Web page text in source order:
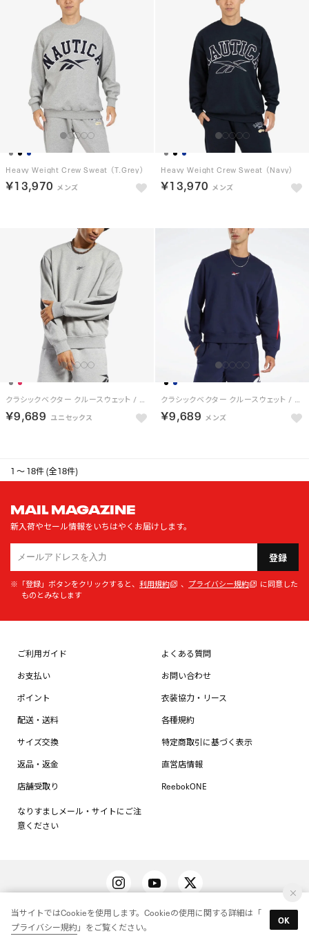
Heavy Weight Crew Sweat （T.Grey）
￥13,970
Heavy Weight Crew Sweat （Navy）
￥13,970
クラシックベクター クルースウェット / CL BV CREW （ミディアムグレーヘザー）
￥9,689
クラシックベクター クルースウェット / CL BV CREW（ベクターネイビー）
￥9,689
1 ～ 18件 (全18件)
MAIL MAGAZINE
新入荷やセール情報をいちはやくお届けします。
登録
※「登録」ボタンをクリックすると、 利用規約 、 プライバシー規約
に同意した
ものとみなします
ご利用ガイド
お支払い
ポイント
配送・送料
サイズ交換
返品・返金
店舗受取り
なりすましメール・サイトにご注
意ください
よくある質問
お問い合わせ
衣装協力・リース
各種規約
特定商取引に基づく表示
直営店情報
ReebokONE
当サイトではCookieを使用します。Cookieの使用に関する詳細は「
プライバシー規約 」をご覧ください。
OK